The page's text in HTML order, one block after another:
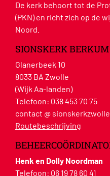
De kerk behoort tot de
(PKN) en richt zich op de
Noord.
SIONSKERK
Glanerbeek 10
8033 BA Zwolle
(Wijk Aa-landen)
Telefoon: 038 453 70 75
contact @
Routebeschrijving
Henk en Dolly Noordman
Telefoon: 06 19 78 60 41